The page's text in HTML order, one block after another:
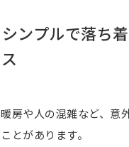
ンプルで落ち
房や人の混雑など、意
とがあります。